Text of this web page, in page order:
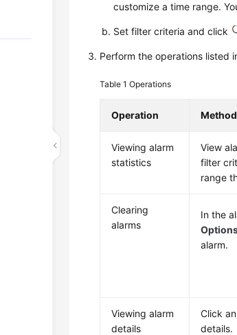
customize a time range.
Set filter criteria and click
Perform the operations listed
Table 1Operations
Operation Method
Viewing alarm
statistics
View
filter
range
Clearing
alarms
In the
alarm.
Viewing alarm
details
Click
details.